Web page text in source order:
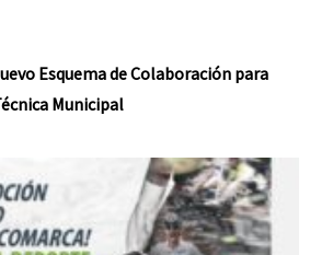
Esquema de Colaboración para
Municipal